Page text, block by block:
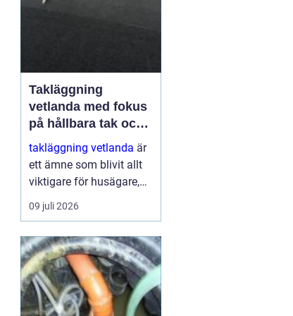
Takläggning
vetlanda med fokus
på hållbara tak och
trygga hus
takläggning vetlanda är
ett ämne som blivit allt
viktigare för husägare,
bostadsrättsföreningar
och fastighetsägare i
skyddar inte bara mot
regn, snö och blåst, utan
påve...
09 juli 2026